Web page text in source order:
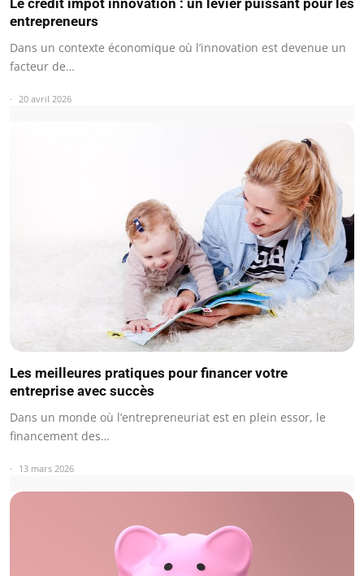
Le crédit impôt innovation : un levier puissant pour les
entrepreneurs
Dans un contexte économique où l’innovation est devenue un
facteur de…
20 avril 2026
Les meilleures pratiques pour financer votre
entreprise avec succès
Dans un monde où l’entrepreneuriat est en plein essor, le
financement des…
13 mars 2026